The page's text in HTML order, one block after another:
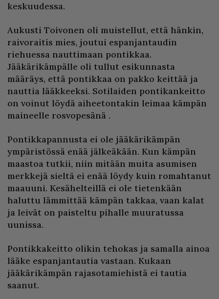
keskuudessa.
Aukusti Toivonen oli muistellut, että hänkin,
raivoraitis mies, joutui espanjantaudin
riehuessa nauttimaan pontikkaa.
Jääkärikämpälle oli tullut esikunnasta
määräys, että pontikkaa on pakko keittää ja
nauttia lääkkeeksi. Sotilaiden pontikankeitto
on voinut löydä aiheetontakin leimaa kämpän
maineelle rosvopesänä .
Pontikkapannusta ei ole jääkärikämpän
ympäristössä enää jälkeäkään. Kun kämpän
maastoa tutkii, niin mitään muita asumisen
merkkejä sieltä ei enää löydy kuin romahtanut
maauuni. Kesähelteillä ei ole tietenkään
haluttu lämmittää kämpän takkaa, vaan kalat
ja leivät on paisteltu pihalle muuratussa
uunissa.
Pontikkakeitto olikin tehokas ja samalla ainoa
lääke espanjantautia vastaan. Kukaan
jääkärikämpän rajasotamiehistä ei tautia
saanut.